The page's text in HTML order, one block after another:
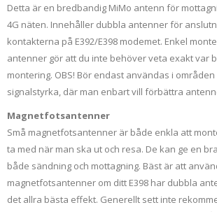
Detta är en bredbandig MiMo antenn för
4G näten. Innehåller dubbla antenner för
kontakterna på E392/E398 modemet. Enkel
antenner gör att du inte behöver veta exakt var
montering. OBS! Bör endast användas i områden
signalstyrka, där man enbart vill förbättra
Magnetfotsantenner
Små magnetfotsantenner är både enkla att
ta med när man ska ut och resa. De kan ge en
både sändning och mottagning. Bäst är att
magnetfotsantenner om ditt E398 har dubbla
det allra bästa effekt. Generellt sett inte